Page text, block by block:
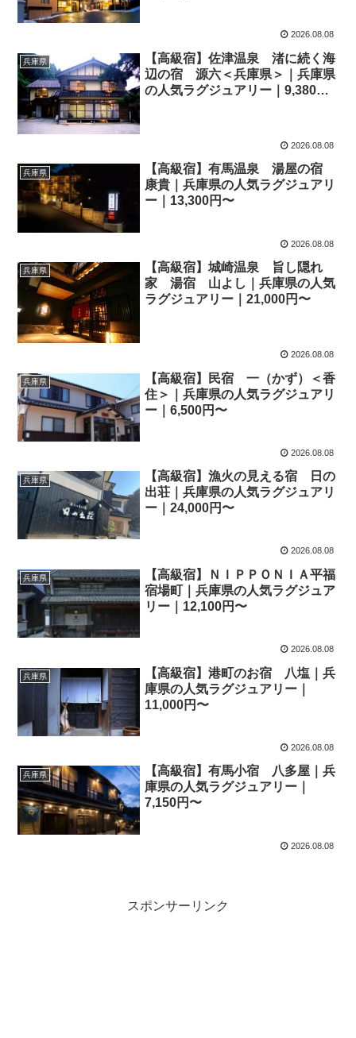
2026.08.08
兵庫県
【高級宿】佐津温泉 渚に続く海
辺の宿 源六＜兵庫県＞｜兵庫県
の人気ラグジュアリー｜9,380
2026.08.08
兵庫県
【高級宿】有馬温泉 湯屋の宿
康貴｜兵庫県の人気ラグジュアリ
ー｜13,300円〜
2026.08.08
兵庫県
【高級宿】城崎温泉 旨し隠れ
家 湯宿 山よし｜兵庫県の人気
ラグジュアリー｜21,000円〜
2026.08.08
兵庫県
【高級宿】民宿 一（かず）＜香
住＞｜兵庫県の人気ラグジュアリ
ー｜6,500円〜
2026.08.08
兵庫県
【高級宿】漁火の見える宿 日の
出荘｜兵庫県の人気ラグジュアリ
ー｜24,000円〜
2026.08.08
兵庫県
【高級宿】ＮＩＰＰＯＮＩＡ平福
宿場町｜兵庫県の人気ラグジュア
リー｜12,100円〜
2026.08.08
兵庫県
【高級宿】港町のお宿 八塩｜兵
庫県の人気ラグジュアリー｜
11,000円〜
2026.08.08
兵庫県
【高級宿】有馬小宿 八多屋｜兵
庫県の人気ラグジュアリー｜
7,150円〜
2026.08.08
スポンサーリンク